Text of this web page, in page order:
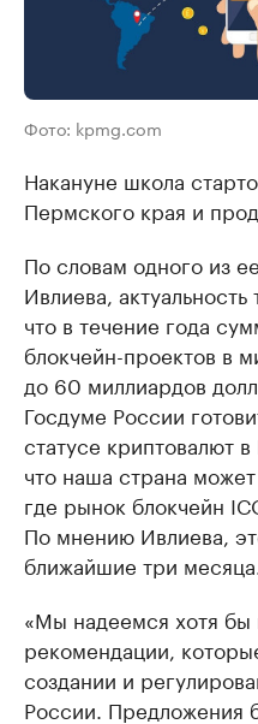
Фото: kpmg.com
Накануне школа
Пермского края и
По словам одного из
Ивлиева,
что в течение года
блокчейн-проектов в
до 60 миллиардов
Госдуме России
статусе криптовалют
что наша страна
где рынок блокчейн
По мнению Ивлиева,
ближайшие три месяца.
«Мы надеемся хотя бы
рекомендации,
создании и
России. Предложения